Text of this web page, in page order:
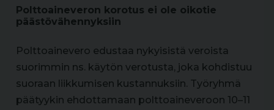
Polttoaineveron korotus ei ole oikotie
päästövähennyksiin
Polttoainevero edustaa nykyisistä veroista
suorimmin ns. käytön verotusta, joka kohdistuu
suoraan liikkumisen kustannuksiin. Työryhmä
päätyykin ehdottamaan polttoaineveroon 10–11